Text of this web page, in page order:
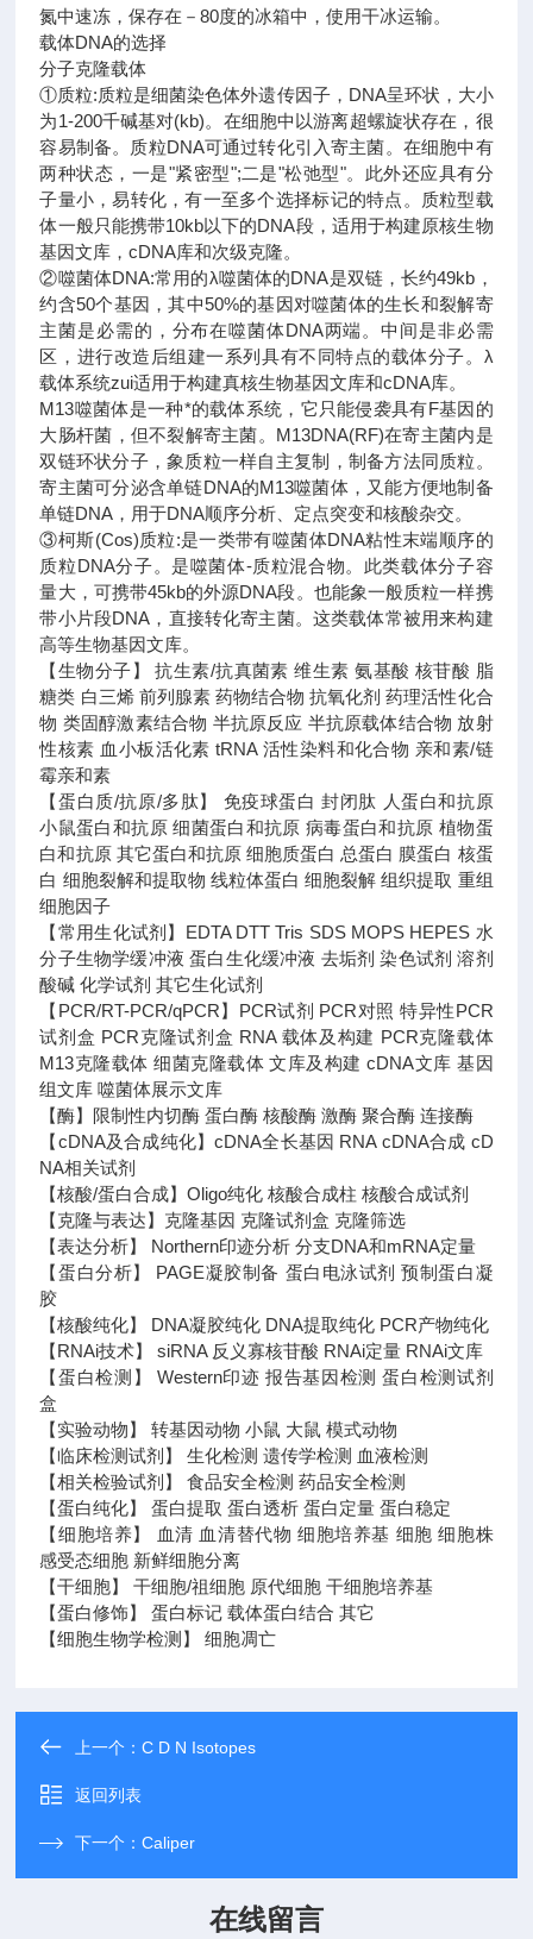
氮中速冻，保存在－80度的冰箱中，使用干冰运输。
载体DNA的选择
分子克隆载体
①质粒:质粒是细菌染色体外遗传因子，DNA呈环状，大小
为1-200千碱基对(kb)。在细胞中以游离超螺旋状存在，很
容易制备。质粒DNA可通过转化引入寄主菌。在细胞中有
两种状态，一是"紧密型";二是"松弛型"。此外还应具有分
子量小，易转化，有一至多个选择标记的特点。质粒型载
体一般只能携带10kb以下的DNA段，适用于构建原核生物
基因文库，cDNA库和次级克隆。
②噬菌体DNA:常用的λ噬菌体的DNA是双链，长约49kb，
约含50个基因，其中50%的基因对噬菌体的生长和裂解寄
主菌是必需的，分布在噬菌体DNA两端。中间是非必需
区，进行改造后组建一系列具有不同特点的载体分子。λ
载体系统zui适用于构建真核生物基因文库和cDNA库。
M13噬菌体是一种*的载体系统，它只能侵袭具有F基因的
大肠杆菌，但不裂解寄主菌。M13DNA(RF)在寄主菌内是
双链环状分子，象质粒一样自主复制，制备方法同质粒。
寄主菌可分泌含单链DNA的M13噬菌体，又能方便地制备
单链DNA，用于DNA顺序分析、定点突变和核酸杂交。
③柯斯(Cos)质粒:是一类带有噬菌体DNA粘性末端顺序的
质粒DNA分子。是噬菌体-质粒混合物。此类载体分子容
量大，可携带45kb的外源DNA段。也能象一般质粒一样携
带小片段DNA，直接转化寄主菌。这类载体常被用来构建
高等生物基因文库。
【生物分子】 抗生素/抗真菌素 维生素 氨基酸 核苷酸 脂
糖类 白三烯 前列腺素 药物结合物 抗氧化剂 药理活性化合
物 类固醇激素结合物 半抗原反应 半抗原载体结合物 放射
性核素 血小板活化素 tRNA 活性染料和化合物 亲和素/链
霉亲和素
【蛋白质/抗原/多肽】 免疫球蛋白 封闭肽 人蛋白和抗原
小鼠蛋白和抗原 细菌蛋白和抗原 病毒蛋白和抗原 植物蛋
白和抗原 其它蛋白和抗原 细胞质蛋白 总蛋白 膜蛋白 核蛋
白 细胞裂解和提取物 线粒体蛋白 细胞裂解 组织提取 重组
细胞因子
【常用生化试剂】EDTA DTT Tris SDS MOPS HEPES 水
分子生物学缓冲液 蛋白生化缓冲液 去垢剂 染色试剂 溶剂
酸碱 化学试剂 其它生化试剂
【PCR/RT-PCR/qPCR】PCR试剂 PCR对照 特异性PCR
试剂盒 PCR克隆试剂盒 RNA 载体及构建 PCR克隆载体
M13克隆载体 细菌克隆载体 文库及构建 cDNA文库 基因
组文库 噬菌体展示文库
【酶】限制性内切酶 蛋白酶 核酸酶 激酶 聚合酶 连接酶
【cDNA及合成纯化】cDNA全长基因 RNA cDNA合成 cD
NA相关试剂
【核酸/蛋白合成】Oligo纯化 核酸合成柱 核酸合成试剂
【克隆与表达】克隆基因 克隆试剂盒 克隆筛选
【表达分析】 Northern印迹分析 分支DNA和mRNA定量
【蛋白分析】 PAGE凝胶制备 蛋白电泳试剂 预制蛋白凝
胶
【核酸纯化】 DNA凝胶纯化 DNA提取纯化 PCR产物纯化
【RNAi技术】 siRNA 反义寡核苷酸 RNAi定量 RNAi文库
【蛋白检测】 Western印迹 报告基因检测 蛋白检测试剂
盒
【实验动物】 转基因动物 小鼠 大鼠 模式动物
【临床检测试剂】 生化检测 遗传学检测 血液检测
【相关检验试剂】 食品安全检测 药品安全检测
【蛋白纯化】 蛋白提取 蛋白透析 蛋白定量 蛋白稳定
【细胞培养】 血清 血清替代物 细胞培养基 细胞 细胞株
感受态细胞 新鲜细胞分离
【干细胞】 干细胞/祖细胞 原代细胞 干细胞培养基
【蛋白修饰】 蛋白标记 载体蛋白结合 其它
【细胞生物学检测】 细胞凋亡
上一个：C D N Isotopes
返回列表
下一个：Caliper
在线留言